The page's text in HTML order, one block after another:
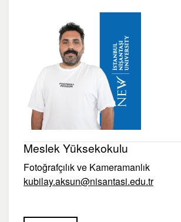
Meslek Yüksekokulu
Fotoğrafçılık ve Kameramanlık
kubilay.aksun@nisantasi.edu.tr